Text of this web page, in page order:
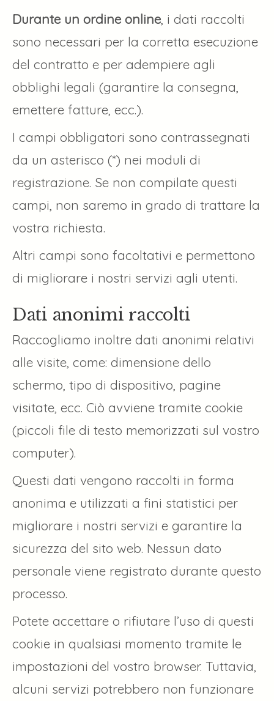
Durante un ordine online , i dati raccolti
sono necessari per la corretta esecuzione
del contratto e per adempiere agli
obblighi legali (garantire la consegna,
emettere fatture, ecc.).
I campi obbligatori sono contrassegnati
da un asterisco (*) nei moduli di
registrazione. Se non compilate questi
campi, non saremo in grado di trattare la
vostra richiesta.
Altri campi sono facoltativi e permettono
di migliorare i nostri servizi agli utenti.
Dati anonimi raccolti
Raccogliamo inoltre dati anonimi relativi
alle visite, come: dimensione dello
schermo, tipo di dispositivo, pagine
visitate, ecc. Ciò avviene tramite cookie
(piccoli file di testo memorizzati sul vostro
computer).
Questi dati vengono raccolti in forma
anonima e utilizzati a fini statistici per
migliorare i nostri servizi e garantire la
sicurezza del sito web. Nessun dato
personale viene registrato durante questo
processo.
Potete accettare o rifiutare l’uso di questi
cookie in qualsiasi momento tramite le
impostazioni del vostro browser. Tuttavia,
alcuni servizi potrebbero non funzionare